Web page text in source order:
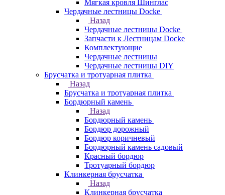
Мягкая кровля Шинглас
Чердачные лестницы Docke
Назад
Чердачные лестницы Docke
Запчасти к Лестницам Docke
Комплектующие
Чердачные лестницы
Чердачные лестницы DIY
Брусчатка и тротуарная плитка
Назад
Брусчатка и тротуарная плитка
Бордюрный камень
Назад
Бордюрный камень
Бордюр дорожный
Бордюр коричневый
Бордюрный камень садовый
Красный бордюр
Тротуарный бордюр
Клинкерная брусчатка
Назад
Клинкерная брусчатка